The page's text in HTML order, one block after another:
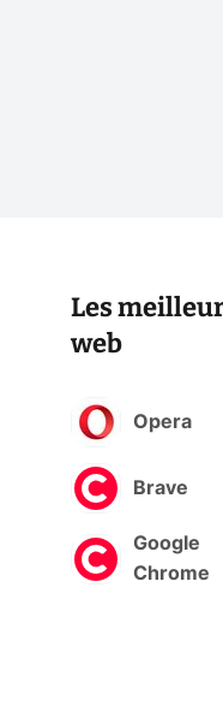
Les
web
Opera
Brave
Google
Chrome